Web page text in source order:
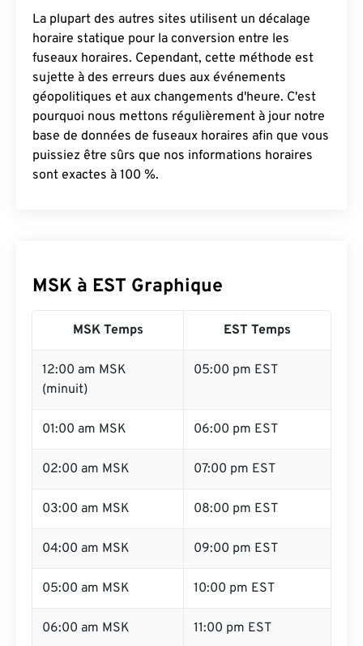
La plupart des autres sites utilisent un décalage
horaire statique pour la conversion entre les
fuseaux horaires. Cependant, cette méthode est
sujette à des erreurs dues aux événements
géopolitiques et aux changements d'heure. C'est
pourquoi nous mettons régulièrement à jour notre
base de données de fuseaux horaires afin que vous
puissiez être sûrs que nos informations horaires
sont exactes à 100 %.
MSK à EST Graphique
MSK Temps EST Temps
12:00 am MSK
(minuit)
05:00 pm EST
01:00 am MSK 06:00 pm EST
02:00 am MSK 07:00 pm EST
03:00 am MSK 08:00 pm EST
04:00 am MSK 09:00 pm EST
05:00 am MSK 10:00 pm EST
06:00 am MSK 11:00 pm EST